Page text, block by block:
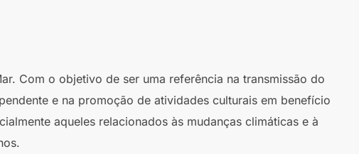
Com o objetivo de ser uma referência na transmissão do
e na promoção de atividades culturais em benefício
aqueles relacionados às mudanças climáticas e à